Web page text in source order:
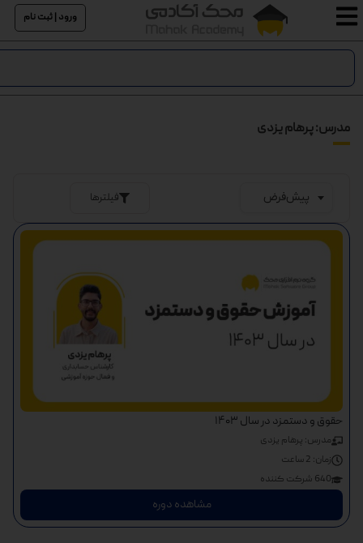
ورود | ثبت نام
مدرس: پرهام یزدی
فیلترها
حقوق و دستمزد در سال ۱۴۰۳
مدرس: پرهام یزدی
زمان: 2 ساعت
640 شرکت کننده
مشاهده دوره